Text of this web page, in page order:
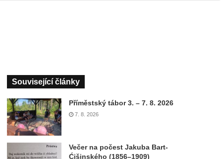
Související články
Příměstský tábor 3. – 7. 8. 2026
7. 8. 2026
Večer na počest Jakuba Bart-
Ćišinského (1856–1909)